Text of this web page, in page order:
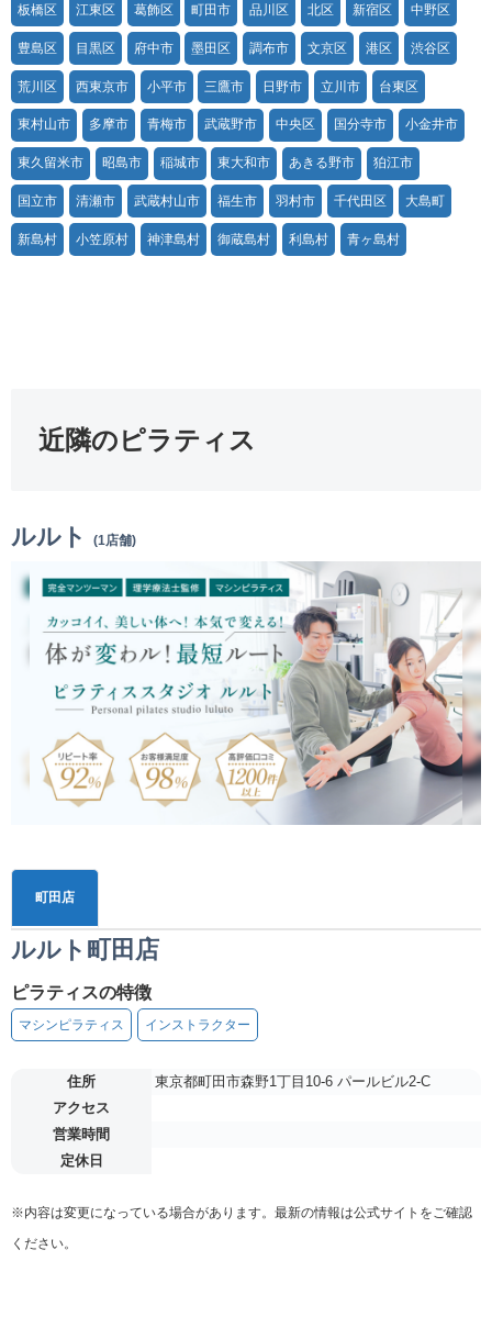
板橋区 江東区 葛飾区 町田市 品川区 北区 新宿区 中野区
豊島区 目黒区 府中市 墨田区 調布市 文京区 港区 渋谷区
荒川区 西東京市 小平市 三鷹市 日野市 立川市 台東区
東村山市 多摩市 青梅市 武蔵野市 中央区 国分寺市 小金井市
東久留米市 昭島市 稲城市 東大和市 あきる野市 狛江市
国立市 清瀬市 武蔵村山市 福生市 羽村市 千代田区 大島町
新島村 小笠原村 神津島村 御蔵島村 利島村 青ヶ島村
近隣のピラティス
ルルト (1店舗)
町田店
ルルト町田店
ピラティスの特徴
マシンピラティス インストラクター
住所
東京都町田市森野1丁目10-6 パールビル2-C
アクセス
営業時間
定休日
※内容は変更になっている場合があります。最新の情報は公式サイトをご確認
ください。